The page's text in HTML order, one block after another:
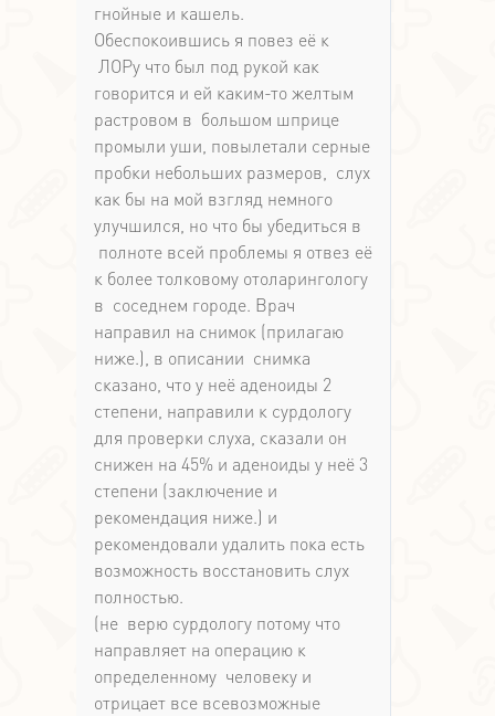
гнойные и кашель.
Обеспокоившись я повез её к
ЛОРу что был под рукой как
говорится и ей каким-то желтым
растровом в большом шприце
промыли уши, повылетали серные
пробки небольших размеров, слух
как бы на мой взгляд немного
улучшился, но что бы убедиться в
полноте всей проблемы я отвез её
к более толковому отоларингологу
в соседнем городе. Врач
направил на снимок (прилагаю
ниже.), в описании снимка
сказано, что у неё аденоиды 2
степени, направили к сурдологу
для проверки слуха, сказали он
снижен на 45% и аденоиды у неё 3
степени (заключение и
рекомендация ниже.) и
рекомендовали удалить пока есть
возможность восстановить слух
полностью.
(не верю сурдологу потому что
направляет на операцию к
определенному человеку и
отрицает все всевозможные